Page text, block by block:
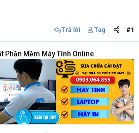
Trả lời Tag #1
Phần Mềm Máy Tính Online